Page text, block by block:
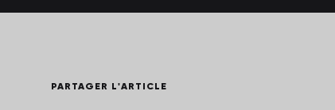
PARTAGER L'ARTICLE